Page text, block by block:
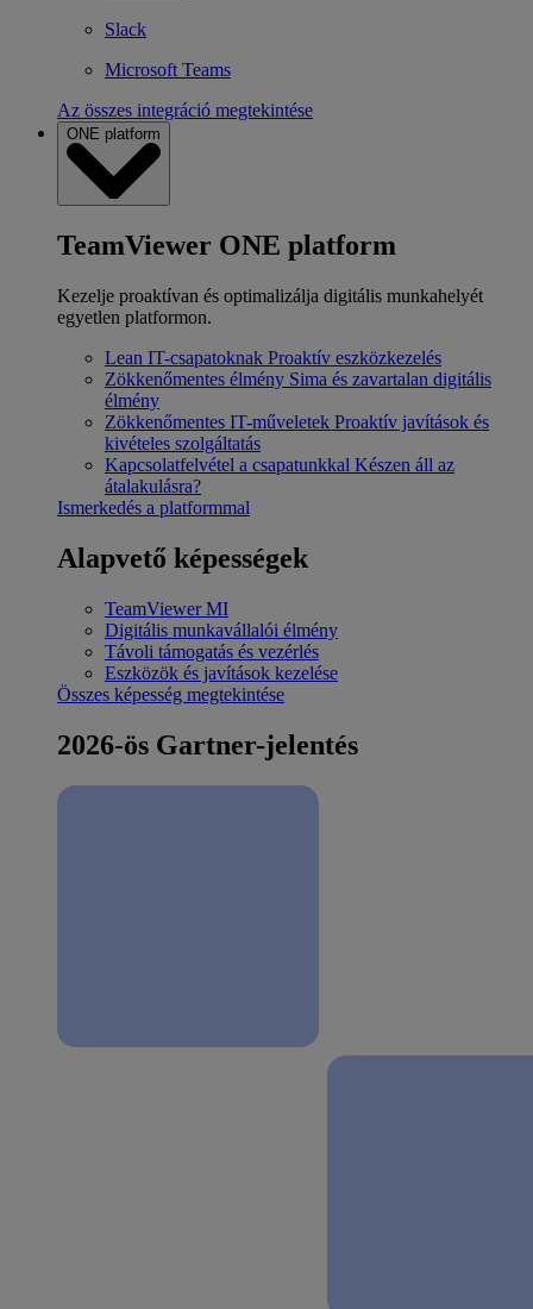
Slack
Microsoft Teams
Az összes integráció megtekintése
ONE platform
TeamViewer ONE platform
Kezelje proaktívan és optimalizálja digitális munkahelyét
egyetlen platformon.
Lean IT-csapatoknak Proaktív eszközkezelés
Zökkenőmentes élmény Sima és zavartalan digitális
élmény
Zökkenőmentes IT-műveletek Proaktív javítások és
kivételes szolgáltatás
Kapcsolatfelvétel a csapatunkkal Készen áll az
átalakulásra?
Ismerkedés a platformmal
Alapvető képességek
TeamViewer MI
Digitális munkavállalói élmény
Távoli támogatás és vezérlés
Eszközök és javítások kezelése
Összes képesség megtekintése
2026-ös Gartner-jelentés